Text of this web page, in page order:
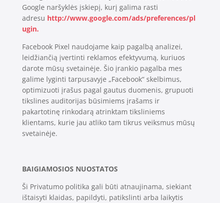
Google naršyklės įskiepį, kurį galima rasti
adresu http://www.google.com/ads/preferences/pl
ugin.
Facebook Pixel naudojame kaip pagalbą analizei,
leidžiančią įvertinti reklamos efektyvumą, kuriuos
darote mūsų svetainėje. Šio įrankio pagalba mes
galime lyginti tarpusavyje „Facebook“ skelbimus,
optimizuoti įrašus pagal gautus duomenis, grupuoti
tikslines auditorijas būsimiems įrašams ir
pakartotinę rinkodarą atrinktam tiksliniems
klientams, kurie jau atliko tam tikrus veiksmus mūsų
svetainėje.
BAIGIAMOSIOS NUOSTATOS
Ši Privatumo politika gali būti atnaujinama, siekiant
ištaisyti klaidas, papildyti, patikslinti arba laikytis